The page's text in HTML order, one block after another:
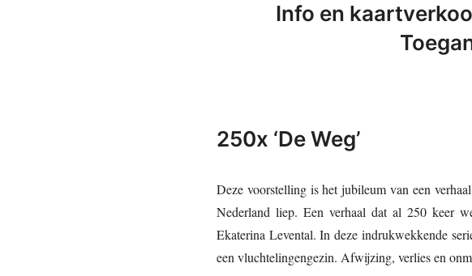
Info en
250x ‘De Weg’
Deze voorstelling is het jubileum van een
Nederland liep. Een verhaal dat al 250 keer
Ekaterina Levental. In deze indrukwekkende
een vluchtelingengezin. Afwijzing, verlies en